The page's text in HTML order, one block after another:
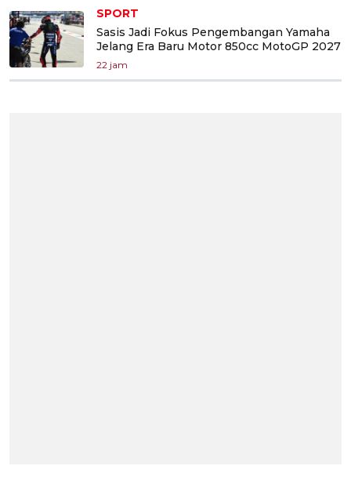
SPORT
Sasis Jadi Fokus Pengembangan Yamaha
Jelang Era Baru Motor 850cc MotoGP 2027
22 jam